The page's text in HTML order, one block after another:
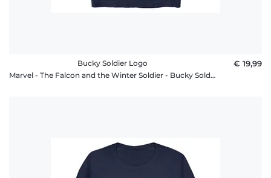
Bucky Soldier Logo
Marvel - The Falcon and the Winter Soldier - Bucky Soldier Logo - Männer T-Shirt
€ 19,99